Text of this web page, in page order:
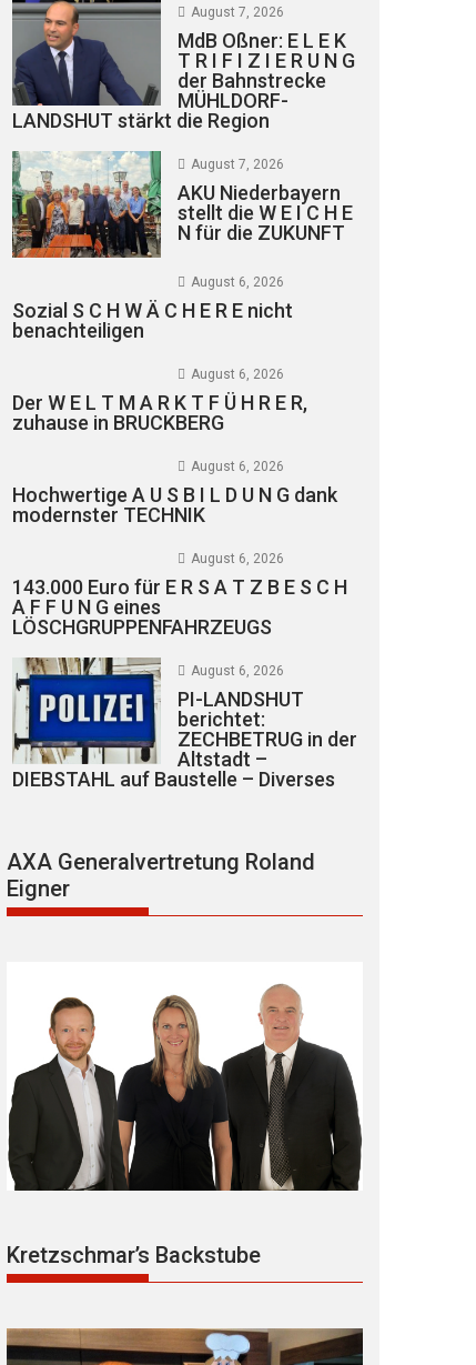
August 7, 2026
MdB Oßner: E L E K
T R I F I Z I E R U N G
der Bahnstrecke
MÜHLDORF-
LANDSHUT stärkt die Region
August 7, 2026
AKU Niederbayern
stellt die W E I C H E
N für die ZUKUNFT
August 6, 2026
Sozial S C H W Ä C H E R E nicht
benachteiligen
August 6, 2026
Der W E L T M A R K T F Ü H R E R,
zuhause in BRUCKBERG
August 6, 2026
Hochwertige A U S B I L D U N G dank
modernster TECHNIK
August 6, 2026
143.000 Euro für E R S A T Z B E S C H
A F F U N G eines
LÖSCHGRUPPENFAHRZEUGS
August 6, 2026
PI-LANDSHUT
berichtet:
ZECHBETRUG in der
Altstadt –
DIEBSTAHL auf Baustelle – Diverses
AXA Generalvertretung Roland
Eigner
Kretzschmar’s Backstube